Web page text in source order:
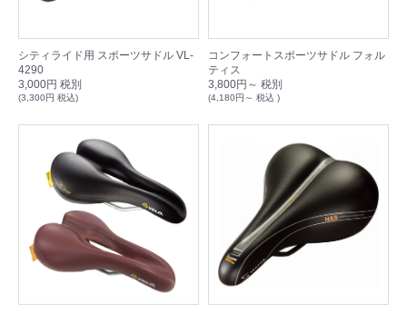
シティライド用 スポーツサドル VL-
4290
3,000円 税別
(3,300円 税込)
コンフォートスポーツサドル フォル
ティス
3,800円～ 税別
(4,180円～ 税込 )